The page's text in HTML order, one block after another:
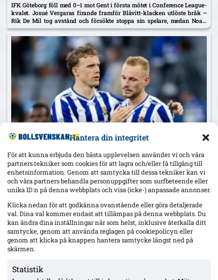
Hantera din integritet
För att kunna erbjuda den bästa upplevelsen använder vi och våra
partners tekniker som cookies för att lagra och/eller få tillgång till
enhetsinformation. Genom att samtycka till dessa tekniker kan vi
och våra partners behandla personuppgifter som surfbeteende eller
unika ID:n på denna webbplats och visa (icke-) anpassade annonser.
Klicka nedan för att godkänna ovanstående eller göra detaljerade
val. Dina val kommer endast att tillämpas på denna webbplats. Du
kan ändra dina inställningar när som helst, inklusive återkalla ditt
samtycke, genom att använda reglagen på cookiepolicyn eller
genom att klicka på knappen hantera samtycke längst ned på
skärmen.
Statistik
IFK Göteborg föll med 0–1 mot Gent i första mötet i Conference League-
kvalet. Josué Vergaras firande framför Blåvitt-klacken utlöste bråk –
Rik De Mil tog avstånd och försökte stoppa sin spelare, medan Noah
Tolf varnades och Erlingmark sågar domarinsatsen.
IFK Göteborg 0–1 mot Gent: Goores firande utlöste bråk – VAR-ilska och
heta scener inför returen
Blåvitt föll med 0–1 hemma mot Gent i första mötet i Conference
League-kvalets tredje runda. Hyllarion Goores segermål och firande
framför hemmaklacken triggade tumult, med varningar och kastade
föremål. Efter paus rasade IFK-spelare mot en tidig avblåsning trots
VAR –...